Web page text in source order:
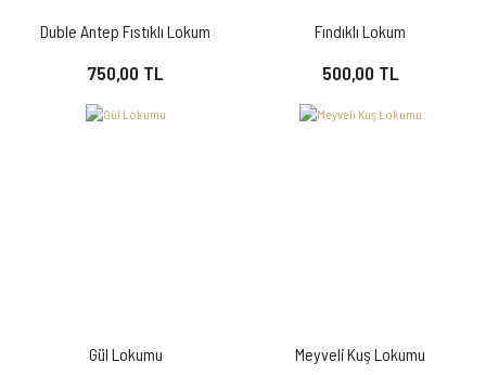
Duble Antep Fıstıklı Lokum
750,00 TL
Fındıklı Lokum
500,00 TL
Gül Lokumu Meyveli Kuş Lokumu